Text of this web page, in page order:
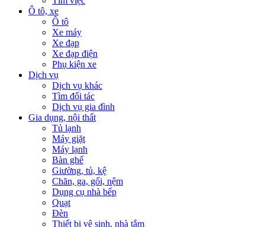
Ô tô, xe
Ô tô
Xe máy
Xe đạp
Xe đạp điện
Phụ kiện xe
Dịch vụ
Dịch vụ khác
Tìm đối tác
Dịch vụ gia đình
Gia dụng, nội thất
Tủ lạnh
Máy giặt
Máy lạnh
Bàn ghế
Giường, tủ, kệ
Chăn, ga, gối, nệm
Dụng cụ nhà bếp
Quạt
Đèn
Thiết bị vệ sinh, nhà tắm